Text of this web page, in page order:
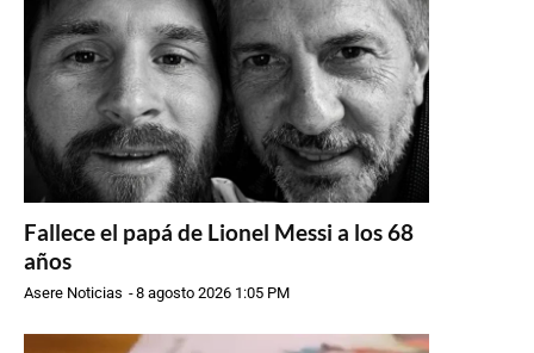
Fallece el papá de Lionel Messi a los 68
años
Asere Noticias -8 agosto 2026 1:05 PM